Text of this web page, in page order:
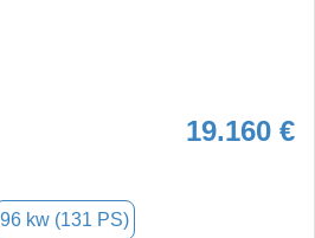
19.160 €
96 kw (131 PS)